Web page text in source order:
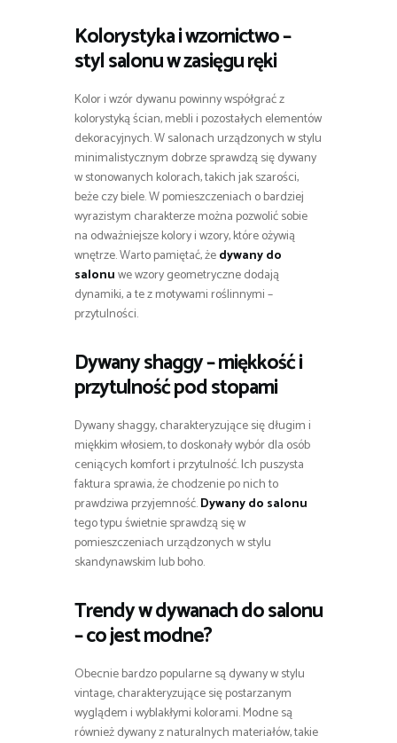
Kolorystyka i wzornictwo –
styl salonu w zasięgu ręki
Kolor i wzór dywanu powinny współgrać z
kolorystyką ścian, mebli i pozostałych elementów
dekoracyjnych. W salonach urządzonych w stylu
minimalistycznym dobrze sprawdzą się dywany
w stonowanych kolorach, takich jak szarości,
beże czy biele. W pomieszczeniach o bardziej
wyrazistym charakterze można pozwolić sobie
na odważniejsze kolory i wzory, które ożywią
wnętrze. Warto pamiętać, żedywany do
salonuwe wzory geometryczne dodają
dynamiki, a te z motywami roślinnymi –
przytulności.
Dywany shaggy – miękkość i
przytulność pod stopami
Dywany shaggy, charakteryzujące się długim i
miękkim włosiem, to doskonały wybór dla osób
ceniących komfort i przytulność. Ich puszysta
faktura sprawia, że chodzenie po nich to
prawdziwa przyjemność.Dywany do salonu
tego typu świetnie sprawdzą się w
pomieszczeniach urządzonych w stylu
skandynawskim lub boho.
Trendy w dywanach do salonu
– co jest modne?
Obecnie bardzo popularne są dywany w stylu
vintage, charakteryzujące się postarzanym
wyglądem i wyblakłymi kolorami. Modne są
również dywany z naturalnych materiałów, takie